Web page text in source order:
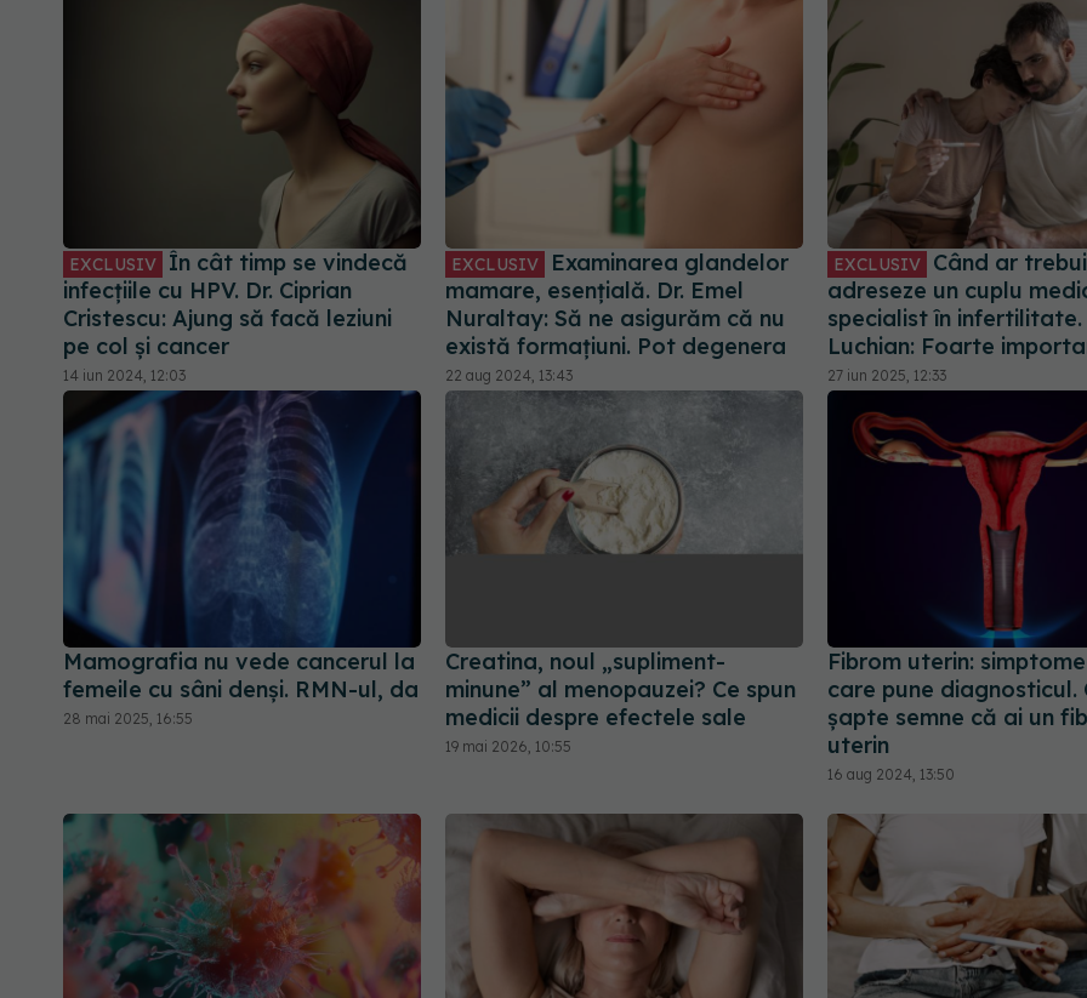
EXCLUSIV
În cât timp se vindecă
infecțiile cu HPV. Dr. Ciprian
Cristescu: Ajung să facă leziuni
pe col și cancer
14 iun 2024, 12:03
EXCLUSIV
Examinarea glandelor
mamare, esențială. Dr. Emel
Nuraltay: Să ne asigurăm că nu
există formațiuni. Pot degenera
22 aug 2024, 13:43
EXCLUSIV
Când ar
adreseze un cuplu
specialist în infertilitate.
Luchian: Foarte
27 iun 2025, 12:33
Mamografia nu vede cancerul la
femeile cu sâni denși. RMN-ul, da
28 mai 2025, 16:55
Creatina, noul „supliment-
minune” al menopauzei? Ce spun
medicii despre efectele sale
19 mai 2026, 10:55
Fibrom uterin:
care pune diagnosticul.
șapte semne că ai un
uterin
16 aug 2024, 13:50